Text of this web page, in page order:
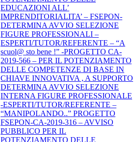
EDUCAZIONI ALL’
IMPRENDITORIALITA’ – FSEPON-
DETERMINA AVVIO SELEZIONE
FIGURE PROFESSIONALI –
ESPERTI/TUTOR/REFERENTE – “A
scuol@ sto bene !” -PROGETTO CA-
2019-566 – PER IL POTENZIAMENTO
DELLE COMPETENZE DI BASE IN
CHIAVE INNOVATIVA , A SUPPORTO
DETERMINA AVVIO SELEZIONE
INTERNA FIGURE PROFESSIONALE
-ESPERTI/TUTOR/REFERENTE –
“MANIPOLANDO..” PROGETTO
FSEPON-CA-2019-316 – AVVISO
PUBBLICO PER IL
POTENZIAMENTO DELLE